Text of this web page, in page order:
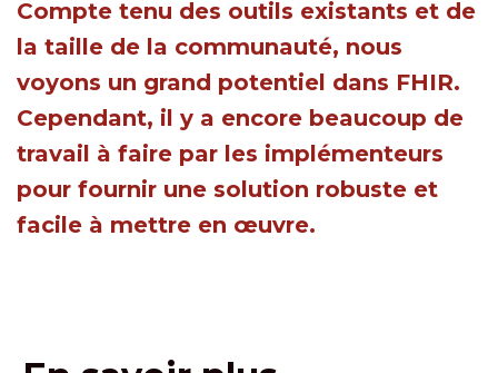
Compte tenu des outils existants et de
la taille de la communauté, nous
voyons un grand potentiel dans FHIR.
Cependant, il y a encore beaucoup de
travail à faire par les implémenteurs
pour fournir une solution robuste et
facile à mettre en œuvre.